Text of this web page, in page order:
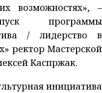
возможностях», –
программы
/ лидерство в
ректор Мастерской
Каспржак.
инициатива